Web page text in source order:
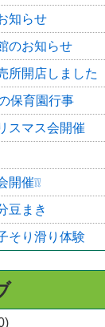
知らせ
のお知らせ
所開店しました
保育園行事
スマス会開催
催❕❕
豆まき
そり滑り体験